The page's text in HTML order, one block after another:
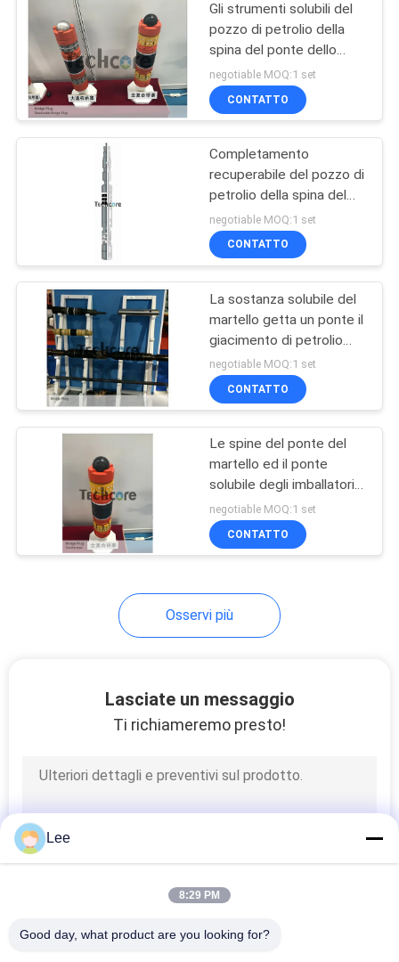
Valvola di
circolazione di RD
16
Strumenti di
completamento del
pozzo di petrolio
Spina del ponte
Perforazione del
Strumenti arrotolati
della tubatura
Gli strumenti solubili del
pozzo di petrolio della
spina del ponte dello
SGS BV scaturiscono
completamento una
lunghezza di 600
negotiable MOQ:1 set
CONTATTO
Completamento
recuperabile del pozzo di
petrolio della spina del
ponte del cavo del
martello idraulico
negotiable MOQ:1 set
CONTATTO
La sostanza solubile del
martello getta un ponte il
giacimento di petrolio
l'attrezzatura il pozzo
norma di api di
completamento 4 su
negotiable MOQ:1 set
CONTATTO
Le spine del ponte del
martello ed il ponte
solubile degli imballatori
tappano 3 1/2» la x
10000psi
negotiable MOQ:1 set
CONTATTO
Osservi più
Lasciate un messaggio
Ti richiameremo presto!
Lee
8:29 PM
Good day, what product are you looking for?